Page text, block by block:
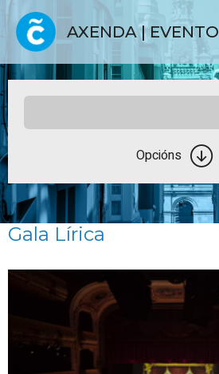
AXENDA | EVENTO
Opcións
Gala Lírica